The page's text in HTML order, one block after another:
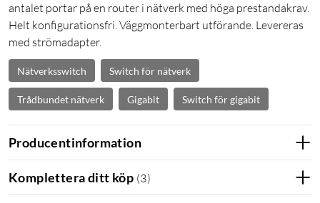
antalet portar på en router i nätverk med höga prestandakrav.
Helt konfigurationsfri. Väggmonterbart utförande. Levereras
med strömadapter.
Nätverksswitch Switch för nätverk
Trådbundet nätverk Gigabit Switch för gigabit
Producentinformation
Komplettera ditt köp (3)